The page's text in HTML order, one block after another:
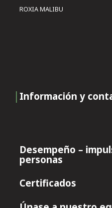
ROXIA MALIBU
Información y
Desempeño –
personas
Certificados